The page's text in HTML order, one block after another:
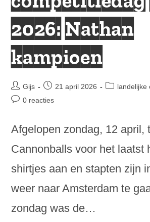
2026: Nathan
kampioen
Bericht
auteur:
Gijs
Bericht
gepubliceerd
21 april 2026
landelijke
Bericht0 reacties
Afgelopen zondag, 12 april,
Cannonballs voor het laatst
shirtjes aan en stapten zijn
weer naar Amsterdam te
zondag was de…